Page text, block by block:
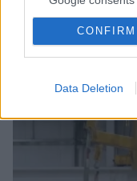
CONFIRM
Data Deletion
Πήγαν να
ένας έπαθε
δύο συνεργοί